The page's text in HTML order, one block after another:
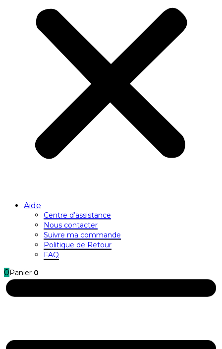
Aide
Centre d’assistance
Nous contacter
Suivre ma commande
Politique de Retour
FAQ
0 Panier 0